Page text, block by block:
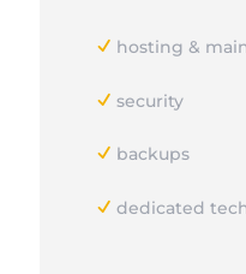
hosting &
security
backups
dedicated